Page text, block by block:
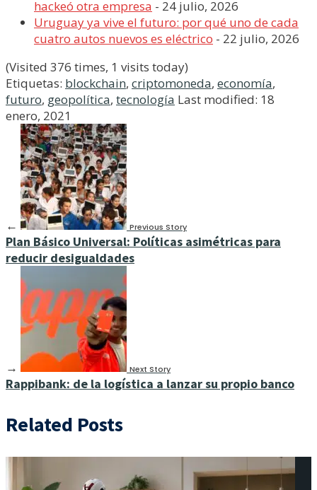
hackeó otra empresa - 24 julio, 2026
Uruguay ya vive el futuro: por qué uno de cada
cuatro autos nuevos es eléctrico - 22 julio, 2026
(Visited 376 times, 1 visits today)
Etiquetas: blockchain, criptomoneda, economía,
futuro, geopolítica, tecnología Last modified: 18
enero, 2021
← Previous Story
Plan Básico Universal: Políticas asimétricas para
reducir desigualdades
→ Next Story
Rappibank: de la logística a lanzar su propio banco
Related Posts